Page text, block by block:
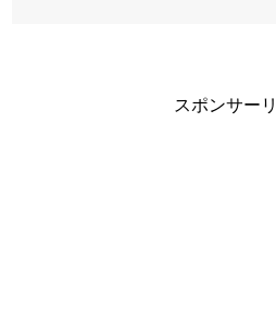
スポンサー